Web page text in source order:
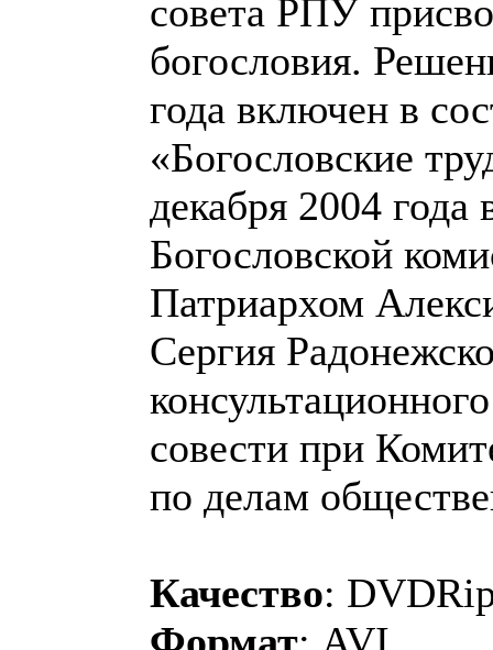
совета РПУ
богословия.
года включен в
«Богословские
декабря 2004
Богословской
Патриархом
Сергия
совести при
по делам
Качество: